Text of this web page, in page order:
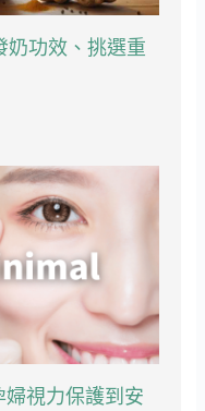
奶功效、挑選重
婦視力保護到安